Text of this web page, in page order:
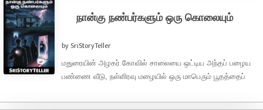
நான்கு நண்பர்களும் ஒரு கொலையும்
by SriStoryTeller
மதுரையின் அழகர் கோவில் சாலையை ஒட்டிய அந்தப் பழைய
பண்ணை வீடு, நள்ளிரவு மழையில் ஒரு மாபெரும் பூதத்தைப்